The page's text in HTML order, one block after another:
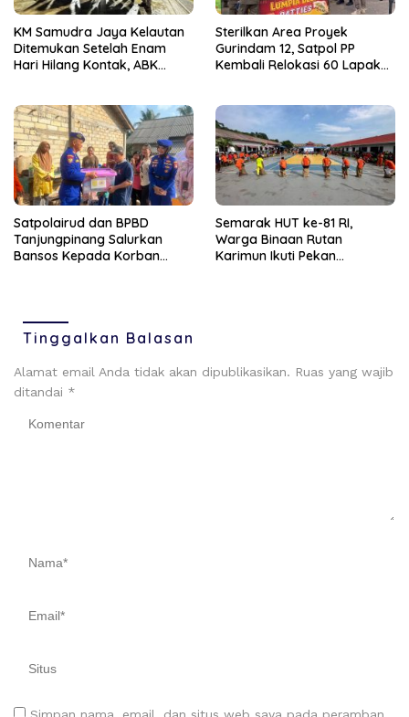
KM Samudra Jaya Kelautan
Ditemukan Setelah Enam
Hari Hilang Kontak, ABK
Sterilkan Area Proyek
Gurindam 12, Satpol PP
Kembali Relokasi 60 Lapak
Satpolairud dan BPBD
Tanjungpinang Salurkan
Bansos Kepada Korban
Semarak HUT ke-81 RI,
Warga Binaan Rutan
Karimun Ikuti Pekan
Tinggalkan Balasan
Alamat email Anda tidak akan dipublikasikan. Ruas yang wajib
ditandai *